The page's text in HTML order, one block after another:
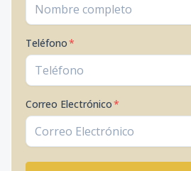
Teléfono*
Correo Electrónico*